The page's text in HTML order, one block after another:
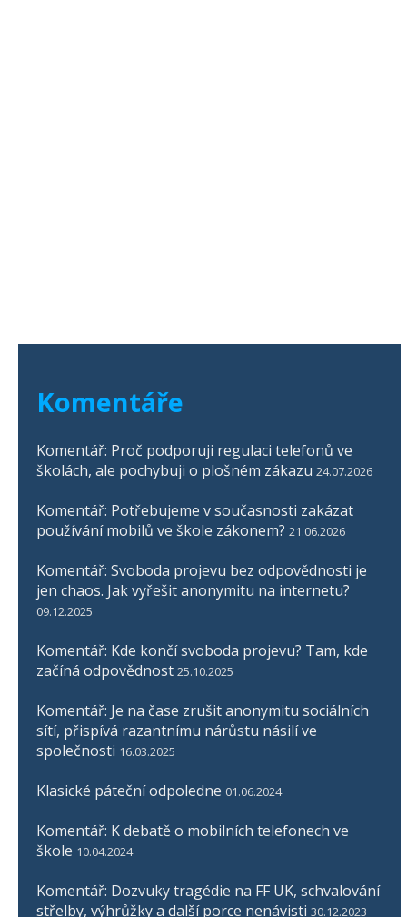
Komentáře
Komentář: Proč podporuji regulaci telefonů ve
školách, ale pochybuji o plošném zákazu 24.07.2026
Komentář: Potřebujeme v současnosti zakázat
používání mobilů ve škole zákonem? 21.06.2026
Komentář: Svoboda projevu bez odpovědnosti je
jen chaos. Jak vyřešit anonymitu na internetu?
09.12.2025
Komentář: Kde končí svoboda projevu? Tam, kde
začíná odpovědnost 25.10.2025
Komentář: Je na čase zrušit anonymitu sociálních
sítí, přispívá razantnímu nárůstu násilí ve
společnosti 16.03.2025
Klasické páteční odpoledne 01.06.2024
Komentář: K debatě o mobilních telefonech ve
škole 10.04.2024
Komentář: Dozvuky tragédie na FF UK, schvalování
střelby, výhrůžky a další porce nenávisti 30.12.2023